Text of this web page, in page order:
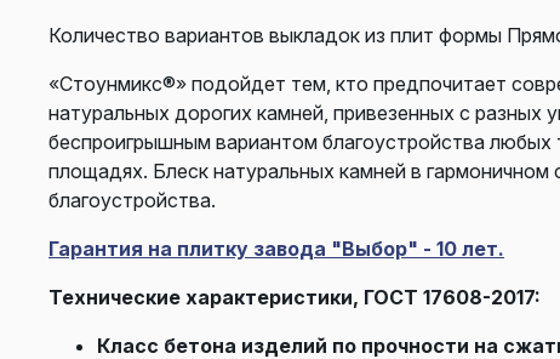
Количество вариантов выкладок из плит формы
«Стоунмикс®» подойдет тем, кто предпочитает
натуральных дорогих камней, привезенных с
беспроигрышным вариантом благоустройства любых
площадях. Блеск натуральных камней в гармоничном
благоустройства.
Гарантия на плитку завода "Выбор" - 10 лет.
Технические характеристики, ГОСТ 17608-2017:
Класс бетона изделий по прочности на